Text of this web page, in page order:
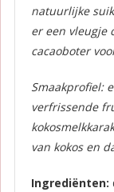
natuurlijke
er een vleugje
cacaoboter
Smaakprofiel:
verfrissende
van kokos en
Ingrediënten: